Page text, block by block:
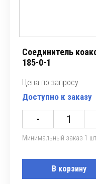
Соединитель
185-0-1
Цена по запросу
Доступно к заказу
-
Минимальный заказ 1 шт.
В корзину